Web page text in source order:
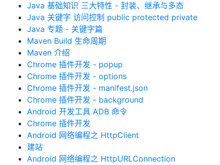
Java 基础知识 三大特性 - 封装、继承与多态
Java 关键字 访问控制 public protected private
Java 专题 - 关键字篇
Maven Build 生命周期
Maven 介绍
Chrome 插件开发 - popup
Chrome 插件开发 - options
Chrome 插件开发 - manifest.json
Chrome 插件开发 - background
Android 开发工具 ADB 命令
Chrome 插件开发
Android 网络编程之 HttpClient
建站
Android 网络编程之 HttpURLConnection